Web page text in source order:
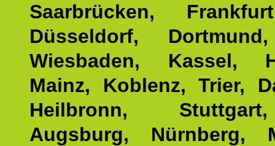
Saarbrücken,
Düsseldorf,
Wiesbaden, Kassel,
Mainz, Koblenz, Trier,
Heilbronn,
Augsburg, Nürnberg,